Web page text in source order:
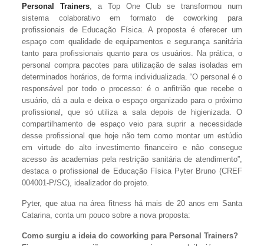
Personal Trainers, a Top One Club se transformou num
sistema colaborativo em formato de coworking para
profissionais de Educação Física. A proposta é oferecer um
espaço com qualidade de equipamentos e segurança sanitária
tanto para profissionais quanto para os usuários. Na prática, o
personal compra pacotes para utilização de salas isoladas em
determinados horários, de forma individualizada. “O personal é o
responsável por todo o processo: é o anfitrião que recebe o
usuário, dá a aula e deixa o espaço organizado para o próximo
profissional, que só utiliza a sala depois de higienizada. O
compartilhamento de espaço veio para suprir a necessidade
desse profissional que hoje não tem como montar um estúdio
em virtude do alto investimento financeiro e não consegue
acesso às academias pela restrição sanitária de atendimento”,
destaca o profissional de Educação Física Pyter Bruno (CREF
004001-P/SC), idealizador do projeto.
Pyter, que atua na área fitness há mais de 20 anos em Santa
Catarina, conta um pouco sobre a nova proposta:
Como surgiu a ideia do coworking para Personal Trainers?